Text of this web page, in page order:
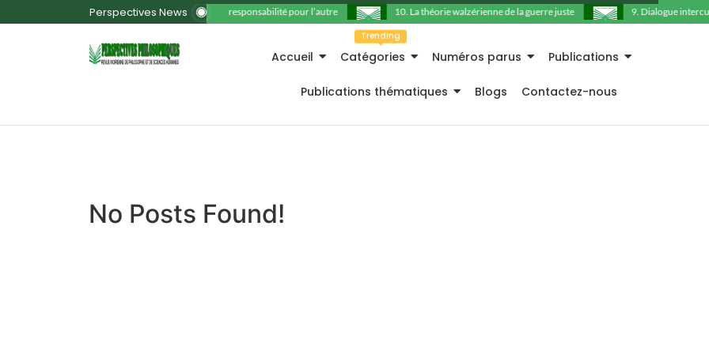
Perspectives News 11. La responsabilité pour l’autre 10. La théorie walzérienne de la guerre juste 9. Dialogue
Accueil Catégories
Trending
Numéros parus Publications
Publications thématiques Blogs Contactez-nous
No Posts Found!